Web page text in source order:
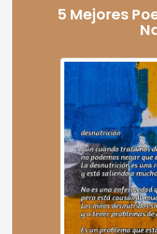
5 Mejores